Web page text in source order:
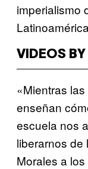
imperialismo
VIDEOS BY
«Mientras
enseñan
escuela nos
liberarnos de
Morales a